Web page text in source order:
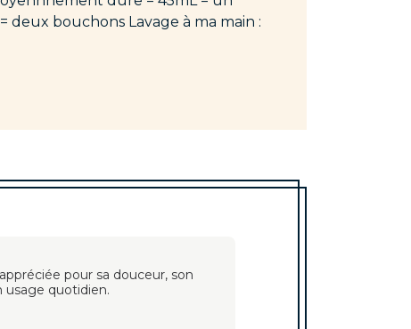
deux bouchons Lavage à ma main :
pour sa douceur, son
usage quotidien.